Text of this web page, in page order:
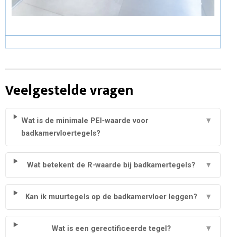
Veelgestelde vragen
Wat is de minimale PEI-waarde voor
badkamervloertegels?
▼
Wat betekent de R-waarde bij badkamertegels? ▼
Kan ik muurtegels op de badkamervloer leggen? ▼
Wat is een gerectificeerde tegel? ▼